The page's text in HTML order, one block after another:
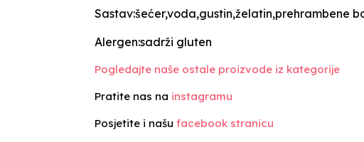
Sastav:šećer,voda,gustin,želatin,prehrambene
Alergen:sadrži gluten
Pogledajte naše ostale proizvode iz kategorije
Pratite nas na instagramu
Posjetite i našu facebook stranicu